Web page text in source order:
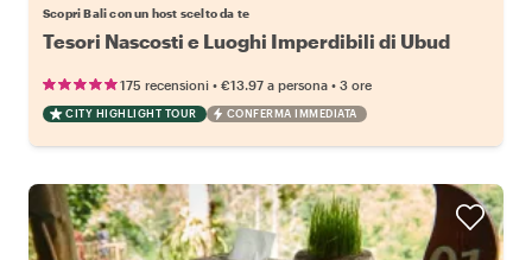
Scopri Bali con un host scelto da te
Tesori Nascosti e Luoghi Imperdibili di Ubud
175 recensioni • €13.97 a persona • 3 ore
CITY HIGHLIGHT TOUR CONFERMA IMMEDIATA